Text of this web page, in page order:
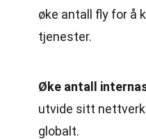
øke antall fly for å
tjenester.
Øke antall
utvide sitt
globalt.